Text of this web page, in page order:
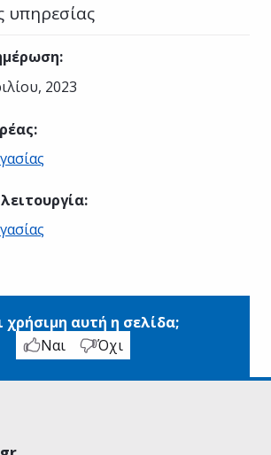
υπηρεσίας
:
2023
:
:
χρήσιμη αυτή η σελίδα;
Ναι
Όχι